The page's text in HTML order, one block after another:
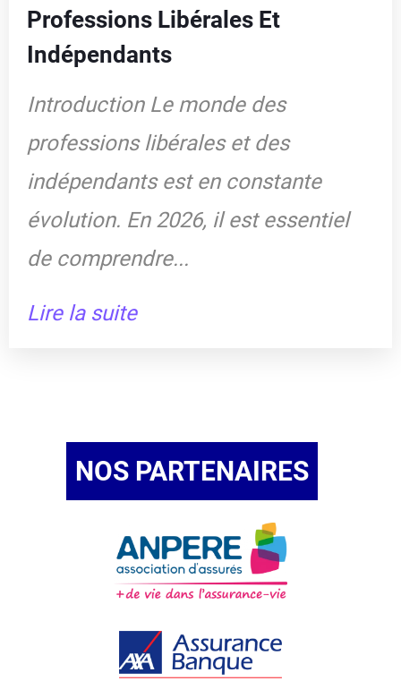
Professions Libérales Et
Indépendants
Introduction Le monde des
professions libérales et des
indépendants est en constante
évolution. En 2026, il est essentiel
de comprendre...
Lire la suite
NOS PARTENAIRES